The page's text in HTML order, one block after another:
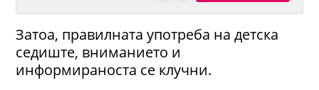
Затоа, правилната употреба на детска
седиште, вниманието и
информираноста се клучни.